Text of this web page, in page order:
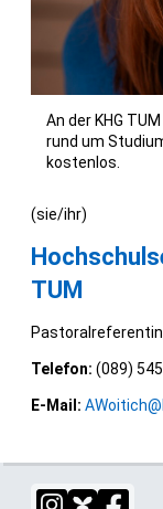
An der KHG
rund um
kostenlos.
(sie/ihr)
TUM
Telefon: (089)
E-Mail: